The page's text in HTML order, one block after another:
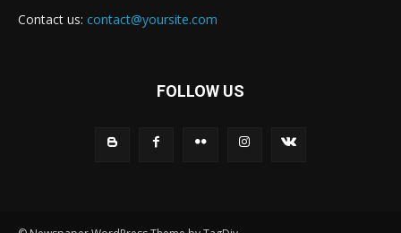
Contact us: contact@yoursite.com
FOLLOW US